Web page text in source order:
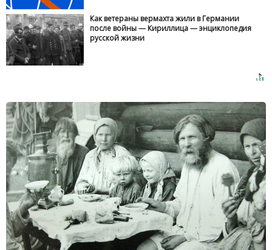
Как ветераны вермахта жили в Германии
после войны — Кириллица — энциклопедия
русской жизни